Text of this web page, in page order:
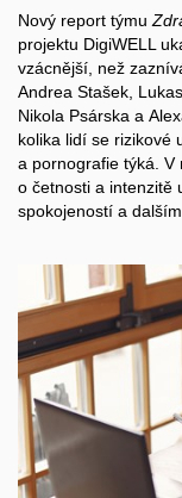
Nový report týmu
projektu DigiWELL
vzácnější, než
Andrea Stašek,
Nikola Psárska a
kolika lidí se rizikové
a pornografie týká.
o četnosti a intenzitě
spokojeností a